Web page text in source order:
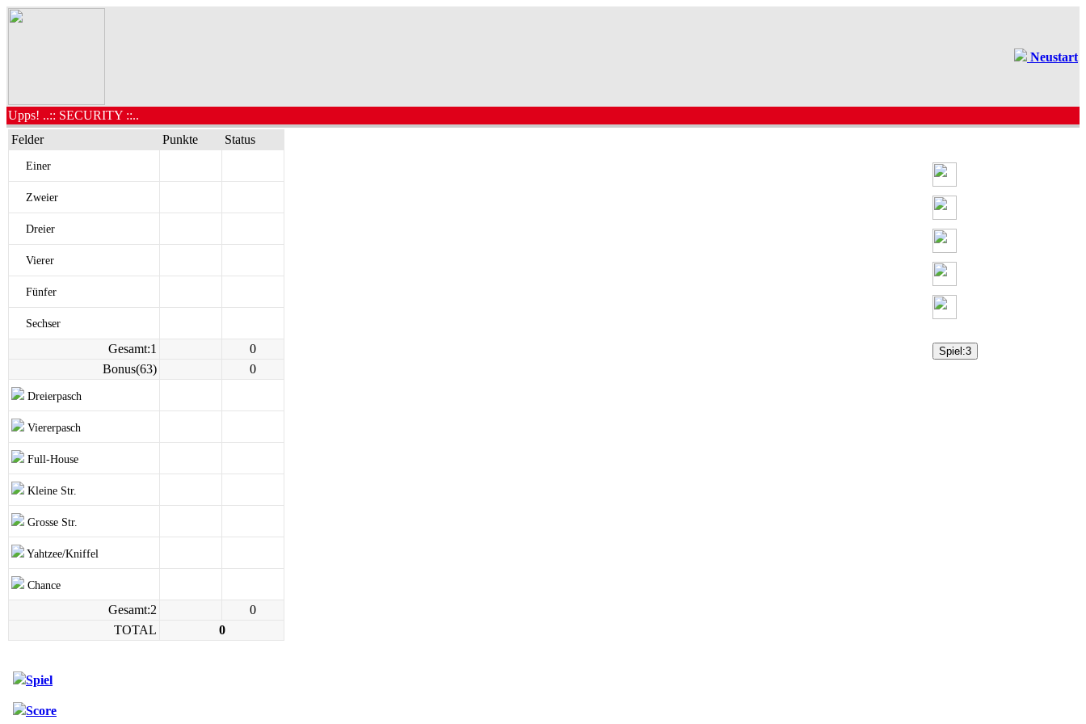
Neustart
Upps! ..:: SECURITY ::..
Felder
Punkte Status
Einer
Zweier
Dreier
Vierer
Fünfer
Sechser
Gesamt:1
0
Bonus(63)
0
Dreierpasch
Viererpasch
Full-House
Kleine Str.
Grosse Str.
Yahtzee/Kniffel
Chance
Gesamt:2
0
TOTAL
0
Spiel
Score